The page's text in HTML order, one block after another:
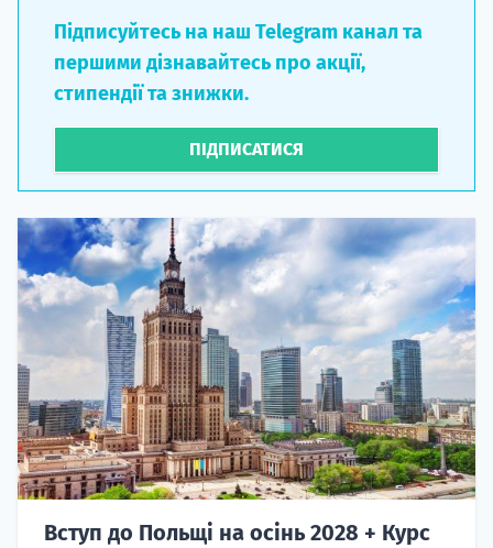
Підписуйтесь на наш Telegram канал та
першими дізнавайтесь про акції,
стипендії та знижки.
ПІДПИСАТИСЯ
Вступ до Польщі на осінь 2028 + Курс